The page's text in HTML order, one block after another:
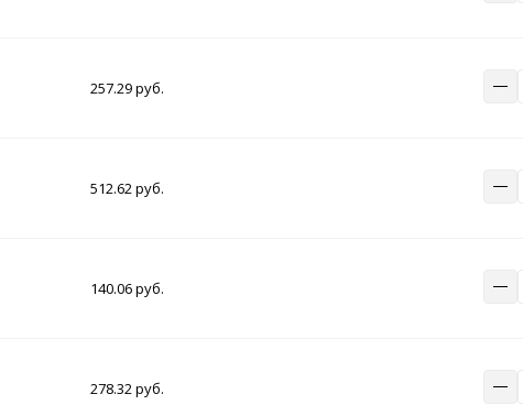
257.29 руб.
512.62 руб.
140.06 руб.
278.32 руб.